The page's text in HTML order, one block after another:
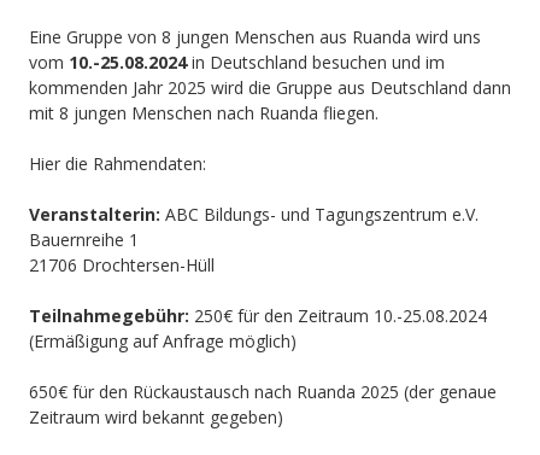
Eine Gruppe von 8 jungen Menschen aus Ruanda wird uns
vom 10.-25.08.2024in Deutschland besuchen und im
kommenden Jahr 2025 wird die Gruppe aus Deutschland dann
mit 8 jungen Menschen nach Ruanda fliegen.
Hier die Rahmendaten:
Veranstalterin: ABC Bildungs- und Tagungszentrum e.V.
Bauernreihe 1
21706 Drochtersen-Hüll
Teilnahmegebühr: 250€ für den Zeitraum 10.-25.08.2024
(Ermäßigung auf Anfrage möglich)
650€ für den Rückaustausch nach Ruanda 2025 (der genaue
Zeitraum wird bekannt gegeben)